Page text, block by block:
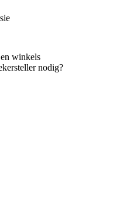
winkels
nodig?